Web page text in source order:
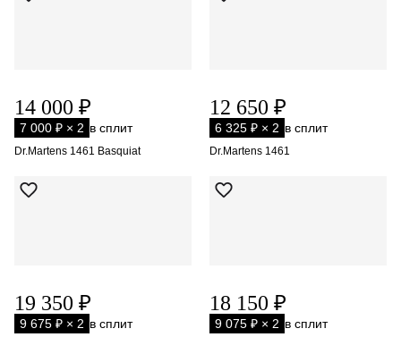
14 000 ₽
7 000 ₽ × 2 в сплит
Dr.Martens 1461 Basquiat
12 650 ₽
6 325 ₽ × 2 в сплит
Dr.Martens 1461
19 350 ₽
9 675 ₽ × 2 в сплит
18 150 ₽
9 075 ₽ × 2 в сплит